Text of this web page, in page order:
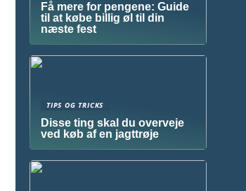
Få mere for pengene: Guide
til at købe billig øl til din
næste fest
TIPS OG TRICKS
Disse ting skal du overveje
ved køb af en jagttrøje